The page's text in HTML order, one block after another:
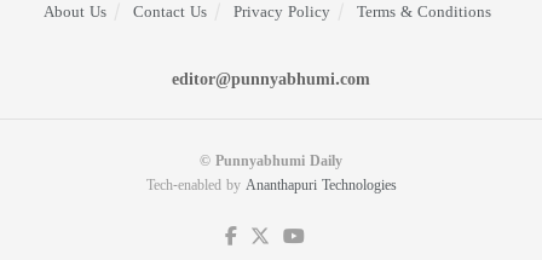
About Us Contact Us Privacy Policy Terms & Conditions
editor@punnyabhumi.com
© Punnyabhumi Daily
Tech-enabled by Ananthapuri Technologies